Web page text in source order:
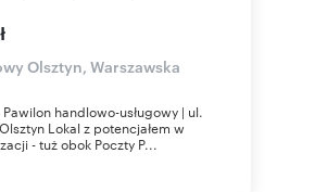
Olsztyn, Warszawska
handlowo-usługowy | ul.
Lokal z potencjałem w
- tuż obok Poczty P...